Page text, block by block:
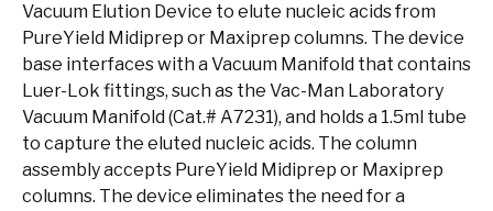
Vacuum Elution Device to elute nucleic acids from
PureYield Midiprep or Maxiprep columns. The device
base interfaces with a Vacuum Manifold that contains
Luer-Lok fittings, such as the Vac-Man Laboratory
Vacuum Manifold (Cat.# A7231), and holds a 1.5ml tube
to capture the eluted nucleic acids. The column
assembly accepts PureYield Midiprep or Maxiprep
columns. The device eliminates the need for a